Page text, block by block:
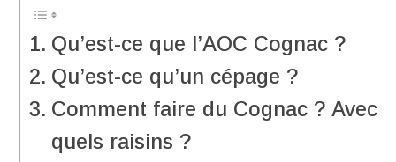
Qu’est-ce que l’AOC Cognac ?
Qu’est-ce qu’un cépage ?
Comment faire du Cognac ? Avec
quels raisins ?